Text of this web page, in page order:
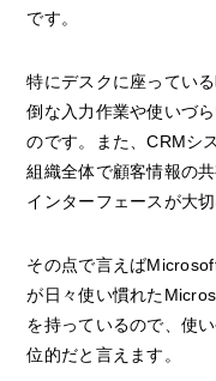
です。
特にデスクに座ってい
倒な入力作業や使いづ
のです。また、CRMシ
組織全体で顧客情報の
インターフェースが大切
その点で言えば
が日々使い慣れた
を持っているので、使
位的だと言えます。